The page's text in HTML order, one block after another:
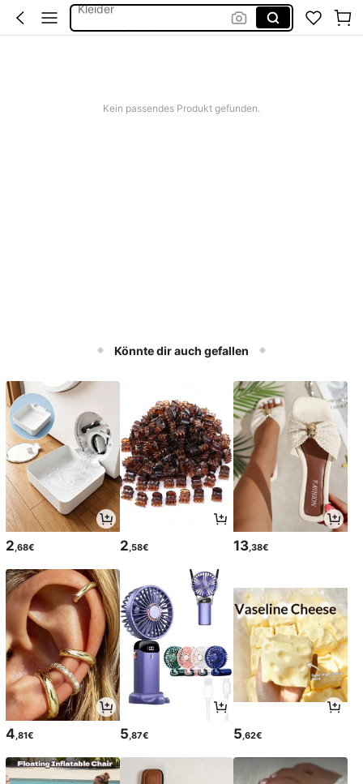
Abendkleider Damen
Kein passendes Produkt gefunden.
Könnte dir auch gefallen
2 ,68€ 2 ,58€ 13 ,38€
4,81€ 5,87€ 5,62€